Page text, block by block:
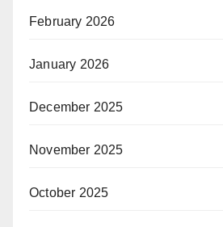
February 2026
January 2026
December 2025
November 2025
October 2025